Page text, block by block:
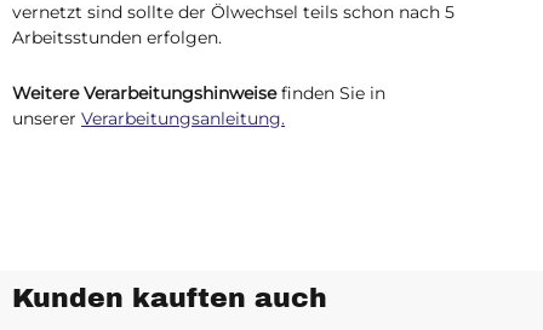
vernetzt sind sollte der Ölwechsel teils schon nach 5
Arbeitsstunden erfolgen.
Weitere Verarbeitungshinweisefinden Sie in
unserer Verarbeitungsanleitung.
Kunden kauften auch